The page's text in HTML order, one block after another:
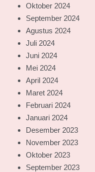
Oktober 2024
September 2024
Agustus 2024
Juli 2024
Juni 2024
Mei 2024
April 2024
Maret 2024
Februari 2024
Januari 2024
Desember 2023
November 2023
Oktober 2023
September 2023